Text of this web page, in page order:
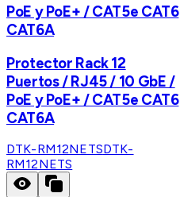
PoE y PoE+ / CAT5e CAT6
CAT6A
Protector Rack 12
Puertos / RJ45 / 10 GbE /
PoE y PoE+ / CAT5e CAT6
CAT6A
DTK-RM12NETSDTK-
RM12NETS